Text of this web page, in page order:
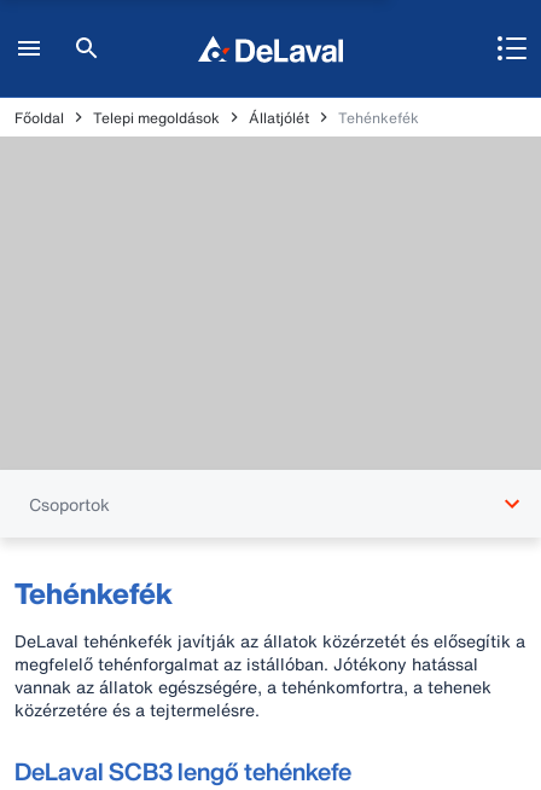
Főoldal Telepi megoldások Állatjólét Tehénkefék
Csoportok
Tehénkefék
DeLaval tehénkefék javítják az állatok közérzetét és elősegítik a
megfelelő tehénforgalmat az istállóban. Jótékony hatással
vannak az állatok egészségére, a tehénkomfortra, a tehenek
közérzetére és a tejtermelésre.
DeLaval SCB3 lengő tehénkefe